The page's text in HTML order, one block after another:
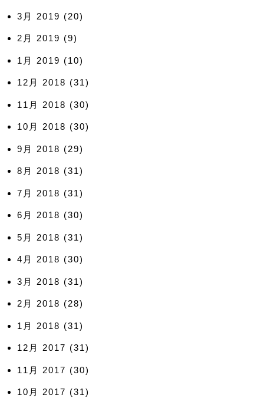
3月 2019 (20)
2月 2019 (9)
1月 2019 (10)
12月 2018 (31)
11月 2018 (30)
10月 2018 (30)
9月 2018 (29)
8月 2018 (31)
7月 2018 (31)
6月 2018 (30)
5月 2018 (31)
4月 2018 (30)
3月 2018 (31)
2月 2018 (28)
1月 2018 (31)
12月 2017 (31)
11月 2017 (30)
10月 2017 (31)